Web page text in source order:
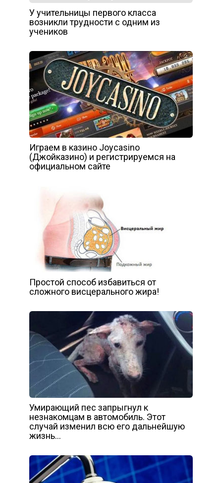
У учительницы первого класса
возникли трудности с одним из
учеников
Играем в казино Joycasino
(Джойказино) и регистрируемся на
официальном сайте
Простой способ избавиться от
сложного висцерального жира!
Умирающий пес запрыгнул к
незнакомцам в автомобиль. Этот
случай изменил всю его дальнейшую
жизнь…